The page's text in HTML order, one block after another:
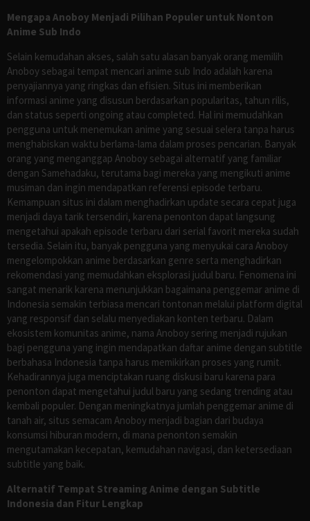
Mengapa Anoboy Menjadi Pilihan Populer untuk Nonton
Anime Sub Indo
Selain kemudahan akses, salah satu alasan banyak orang memilih
Anoboy sebagai tempat mencari anime sub Indo adalah karena
penyajiannya yang ringkas dan efisien. Situs ini memberikan
informasi anime yang disusun berdasarkan popularitas, tahun rilis,
dan status seperti ongoing atau completed. Hal ini memudahkan
pengguna untuk menemukan anime yang sesuai selera tanpa harus
menghabiskan waktu berlama-lama dalam proses pencarian. Banyak
orang yang menganggap Anoboy sebagai alternatif yang familiar
dengan Samehadaku, terutama bagi mereka yang mengikuti anime
musiman dan ingin mendapatkan referensi episode terbaru.
Kemampuan situs ini dalam menghadirkan update secara cepat juga
menjadi daya tarik tersendiri, karena penonton dapat langsung
mengetahui apakah episode terbaru dari serial favorit mereka sudah
tersedia. Selain itu, banyak pengguna yang menyukai cara Anoboy
mengelompokkan anime berdasarkan genre serta menghadirkan
rekomendasi yang memudahkan eksplorasi judul baru. Fenomena ini
sangat menarik karena menunjukkan bagaimana penggemar anime di
Indonesia semakin terbiasa mencari tontonan melalui platform digital
yang responsif dan selalu menyediakan konten terbaru. Dalam
ekosistem komunitas anime, nama Anoboy sering menjadi rujukan
bagi pengguna yang ingin mendapatkan daftar anime dengan subtitle
berbahasa Indonesia tanpa harus memikirkan proses yang rumit.
Kehadirannya juga menciptakan ruang diskusi baru karena para
penonton dapat mengetahui judul baru yang sedang trending atau
kembali populer. Dengan meningkatnya jumlah penggemar anime di
tanah air, situs semacam Anoboy menjadi bagian dari budaya
konsumsi hiburan modern, di mana penonton semakin
mengutamakan kecepatan, kemudahan navigasi, dan ketersediaan
subtitle yang baik.
Alternatif Tempat Streaming Anime dengan Subtitle
Indonesia dan Fitur Lengkap